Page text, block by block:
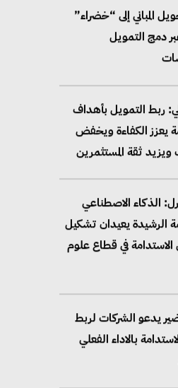
المباني إلى “خضراء”
دمج التمويل
ربط التمويل بأهداف
يعزز الكفاءة ويخفض
ويزيد ثقة المستثمرين
الذكاء الاصطناعي
الرشيدة يعيدان تشكيل
في قطاع علوم
يدعو الشركات لربط
بالاداء الفعلي